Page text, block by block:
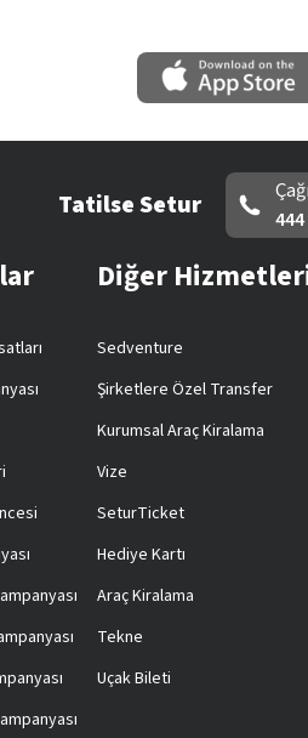
Tatilse Setur
Diğer
Sedventure
Şirketlere Özel Transfer
Kurumsal Araç Kiralama
Vize
SeturTicket
Hediye Kartı
Araç Kiralama
Tekne
Uçak Bileti